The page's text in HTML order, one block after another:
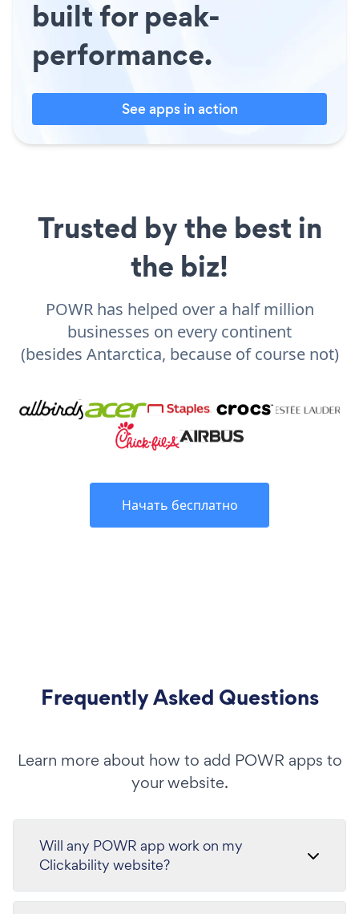
built for peak-
performance.
See apps in action
Trusted by the best in
the biz!
POWR has helped over a half million
businesses on every continent
(besides Antarctica, because of course not)
Начать бесплатно
Frequently Asked Questions
Learn more about how to add POWR apps to
your website.
Will any POWR app work on my
Clickability website?